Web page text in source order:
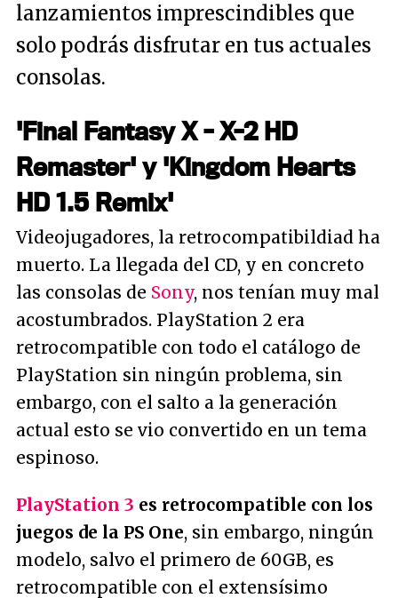
lanzamientos imprescindibles que
solo podrás disfrutar en tus actuales
consolas.
'Final Fantasy X - X-2 HD
Remaster' y 'Kingdom Hearts
HD 1.5 Remix'
Videojugadores, la retrocompatibildiad ha
muerto. La llegada del CD, y en concreto
las consolas de Sony, nos tenían muy mal
acostumbrados. PlayStation 2 era
retrocompatible con todo el catálogo de
PlayStation sin ningún problema, sin
embargo, con el salto a la generación
actual esto se vio convertido en un tema
espinoso.
PlayStation 3 es retrocompatible con los
juegos de la PS One, sin embargo, ningún
modelo, salvo el primero de 60GB, es
retrocompatible con el extensísimo